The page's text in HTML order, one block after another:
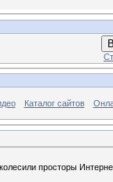
Каталог сайтов
просторы